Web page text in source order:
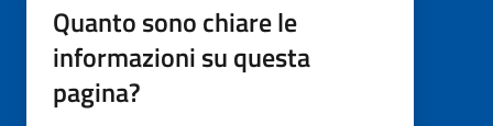
Quanto sono chiare le
informazioni su questa
pagina?